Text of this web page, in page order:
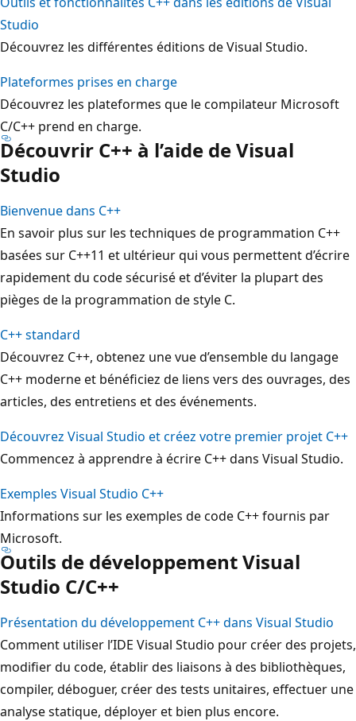
Studio
Découvrez les différentes éditions de Visual Studio.
Plateformes prises en charge
Découvrez les plateformes que le compilateur Microsoft
C/C++ prend en charge.
Découvrir C++ à l’aide de Visual
Studio
Bienvenue dans C++
En savoir plus sur les techniques de programmation C++
basées sur C++11 et ultérieur qui vous permettent d’écrire
rapidement du code sécurisé et d’éviter la plupart des
pièges de la programmation de style C.
C++ standard
Découvrez C++, obtenez une vue d’ensemble du langage
C++ moderne et bénéficiez de liens vers des ouvrages, des
articles, des entretiens et des événements.
Découvrez Visual Studio et créez votre premier projet C++
Commencez à apprendre à écrire C++ dans Visual Studio.
Exemples Visual Studio C++
Informations sur les exemples de code C++ fournis par
Microsoft.
Outils de développement Visual
Studio C/C++
Présentation du développement C++ dans Visual Studio
Comment utiliser l’IDE Visual Studio pour créer des projets,
modifier du code, établir des liaisons à des bibliothèques,
compiler, déboguer, créer des tests unitaires, effectuer une
analyse statique, déployer et bien plus encore.